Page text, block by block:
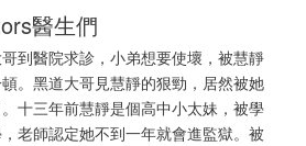
醫生們
到醫院求診，小弟想要使壞，被慧靜
。黑道大哥見慧靜的狠勁，居然被她
十三年前慧靜是個高中小太妹，被學
老師認定她不到一年就會進監獄。被